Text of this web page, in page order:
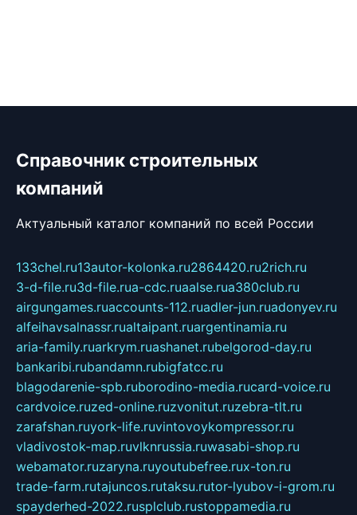
Справочник строительных
компаний
Актуальный каталог компаний по всей России
133chel.ru13autor-kolonka.ru2864420.ru2rich.ru
3-d-file.ru3d-file.rua-cdc.ruaalse.rua380club.ru
airgungames.ruaccounts-112.ruadler-jun.ruadonyev.ru
alfeihavsalnassr.rualtaipant.ruargentinamia.ru
aria-family.ruarkrym.ruashanet.rubelgorod-day.ru
bankaribi.rubandamn.rubigfatcc.ru
blagodarenie-spb.ruborodino-media.rucard-voice.ru
cardvoice.ruzed-online.ruzvonitut.ruzebra-tlt.ru
zarafshan.ruyork-life.ruvintovoykompressor.ru
vladivostok-map.ruvlknrussia.ruwasabi-shop.ru
webamator.ruzaryna.ruyoutubefree.rux-ton.ru
trade-farm.rutajuncos.rutaksu.rutor-lyubov-i-grom.ru
spayderhed-2022.rusplclub.rustoppamedia.ru